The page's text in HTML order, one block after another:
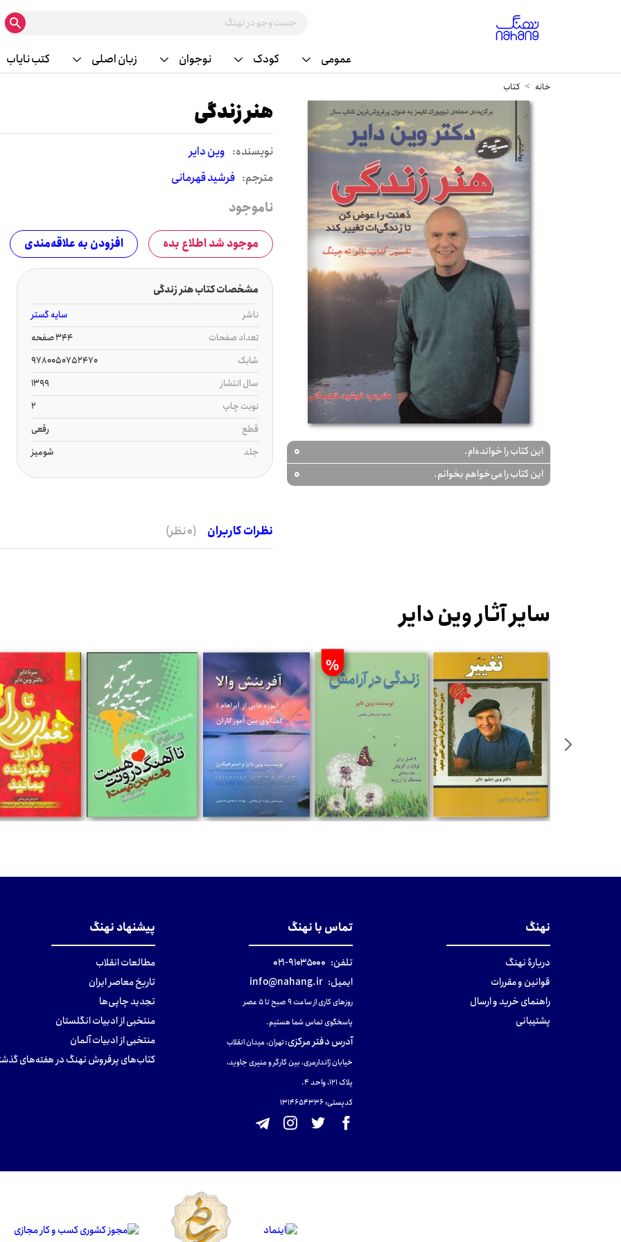
عمومی کودک نوجوان زبان اصلی کتب نایاب
خانه کتاب
این کتاب را خوانده‌ام. 0
این کتاب را می‌خواهم بخوانم. 0
هنر زندگی
نويسنده: وین دایر
مترجم: فرشید قهرمانی
ناموجود
موجود شد اطلاع بده افزودن به علاقه‌مندی
مشخصات کتاب هنر زندگی
ناشر
سایه گستر
تعداد صفحات
344 صفحه
شابک
9780050752470
سال انتشار
1399
نوبت چاپ
2
قطع
رقعی
جلد
شومیز
نظرات کاربران (0 نظر)
سایر آثار وین دایر
%
نهنگ
دربارهٔ نهنگ
قوانین و مقررات
راهنمای خرید و ارسال
پشتیبانی
تماس با نهنگ
تلفن: ۹۱۰۳۵۰۰۰-۰۲۱
ایمیل: info@nahang.ir
روزهای کاری از ساعت ۹ صبح تا ۵ عصر
پاسخگوی تماس شما هستیم.
آدرس دفتر مرکزی:تهران، میدان انقلاب
خیابان ژاندارمری، بین کارگر و منیری جاوید،
پلاک 121، واحد ۴.
کدپستی: 131465433۶
پیشنهاد نهنگ
مطالعات انقلاب
تاریخ معاصر ایران
تجدید چاپی‌ها
منتخبی از ادبیات انگلستان
منتخبی از ادبیات آلمان
کتاب‌های پرفروش نهنگ در هفته‌های